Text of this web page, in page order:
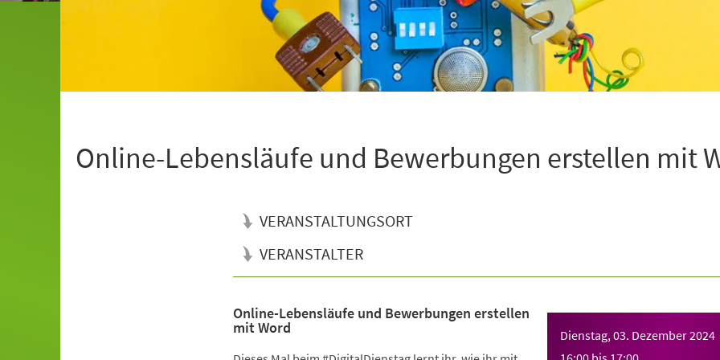
Online-Lebensläufe und Bewerbungen erstellen mit
VERANSTALTUNGSORT
VERANSTALTER
Dienstag, 03. Dezember 2024
Online-Lebensläufe und Bewerbungen erstellen
mit Word